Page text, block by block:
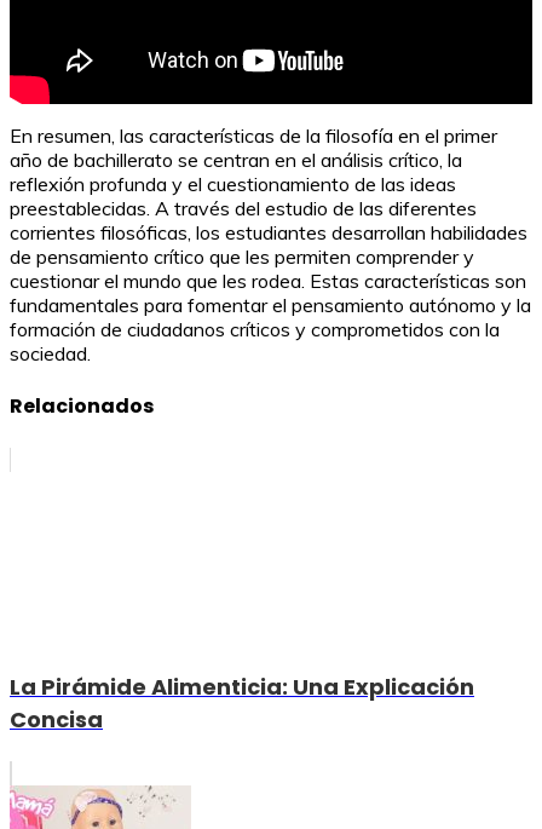
En resumen, las características de la filosofía en el primer
año de bachillerato se centran en el análisis crítico, la
reflexión profunda y el cuestionamiento de las ideas
preestablecidas. A través del estudio de las diferentes
corrientes filosóficas, los estudiantes desarrollan habilidades
de pensamiento crítico que les permiten comprender y
cuestionar el mundo que les rodea. Estas características son
fundamentales para fomentar el pensamiento autónomo y la
formación de ciudadanos críticos y comprometidos con la
sociedad.
Relacionados
La Pirámide Alimenticia: Una Explicación
Concisa